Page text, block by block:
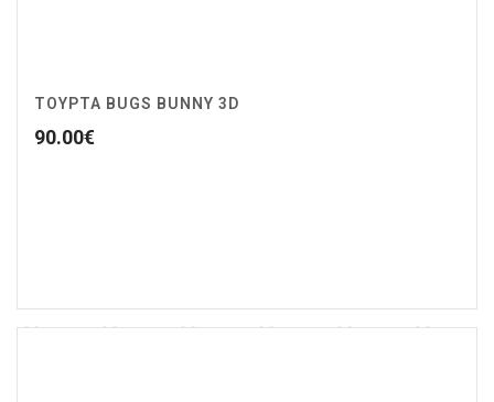
ΤΟΥΡΤΑ BUGS BUNNY 3D
90.00€